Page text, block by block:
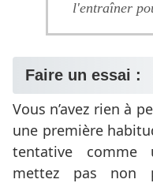
l'entraîner
Faire un essai :
Vous n’avez rien à
une première
tentative comme
mettez pas non